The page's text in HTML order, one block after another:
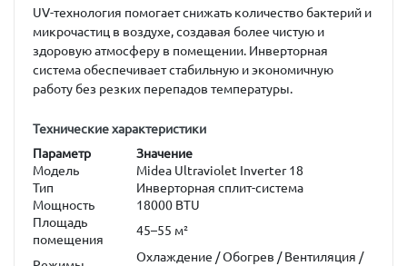
UV-технология помогает снижать количество бактерий и
микрочастиц в воздухе, создавая более чистую и
здоровую атмосферу в помещении. Инверторная
система обеспечивает стабильную и экономичную
работу без резких перепадов температуры.
Технические характеристики
Параметр
Значение
Модель
Midea Ultraviolet Inverter 18
Тип
Инверторная сплит-система
Мощность
18000 BTU
Площадь
помещения
45–55 м²
Охлаждение / Обогрев / Вентиляция /